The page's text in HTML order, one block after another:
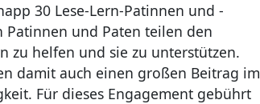
30 Lese-Lern-Patinnen und -
Patinnen und Paten teilen den
zu helfen und sie zu unterstützen.
damit auch einen großen Beitrag im
Für dieses Engagement gebührt